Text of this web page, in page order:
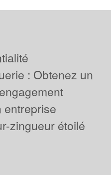
: Obtenez un
entreprise
zingueur étoilé